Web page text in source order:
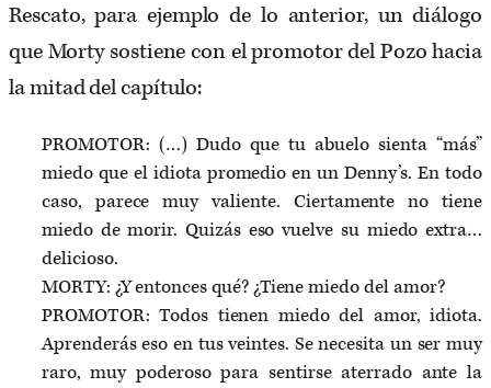
Rescato, para ejemplo de lo anterior, un diálogo
que Morty sostiene con el promotor del Pozo hacia
la mitad del capítulo:
PROMOTOR: (…) Dudo que tu abuelo sienta “más”
miedo que el idiota promedio en un Denny’s. En todo
caso, parece muy valiente. Ciertamente no tiene
miedo de morir. Quizás eso vuelve su miedo extra…
delicioso.
MORTY: ¿Y entonces qué? ¿Tiene miedo del amor?
PROMOTOR: Todos tienen miedo del amor, idiota.
Aprenderás eso en tus veintes. Se necesita un ser muy
raro, muy poderoso para sentirse aterrado ante la